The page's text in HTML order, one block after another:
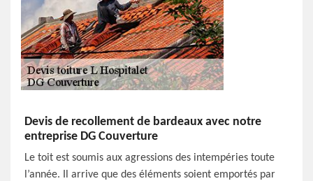
Devis de recollement de bardeaux avec notre
entreprise DG Couverture
Le toit est soumis aux agressions des intempéries toute
l’année. Il arrive que des éléments soient emportés par